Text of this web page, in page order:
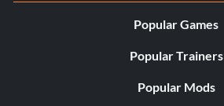
Popular Games
Popular Trainers
Popular Mods